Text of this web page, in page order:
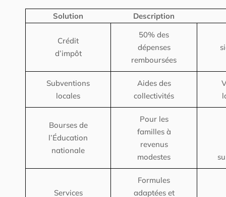
Solution Description
Crédit
d’impôt
50% des
dépenses
remboursées
Subventions
locales
Aides des
collectivités
Bourses de
l’Éducation
nationale
Pour les
familles à
revenus
modestes
Services
Formules
adaptées et